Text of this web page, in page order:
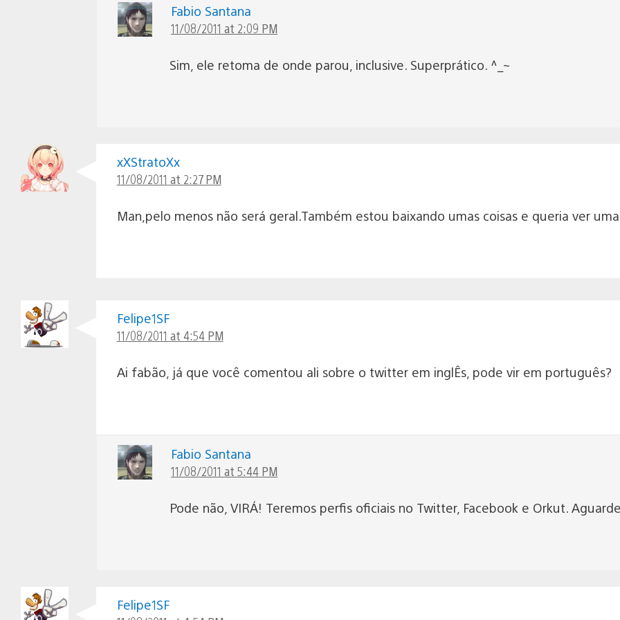
Fabio Santana
11/08/2011 at 2:09 PM
Sim, ele retoma de onde parou, inclusive. Superprático. ^_~
xXStratoXx
11/08/2011 at 2:27 PM
Man,pelo menos não será geral.Também estou baixando umas coisas e queria ver
Felipe1SF
11/08/2011 at 4:54 PM
Ai fabão, já que você comentou ali sobre o twitter em inglÊs, pode vir em português?
Fabio Santana
11/08/2011 at 5:44 PM
Pode não, VIRÁ! Teremos perfis oficiais no Twitter, Facebook e Orkut.
Felipe1SF